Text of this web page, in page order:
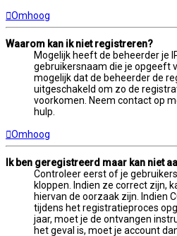
Omhoog
Waarom kan ik niet registreren?
Mogelijk heeft de beheerder je
gebruikersnaam die je opgeeft
mogelijk dat de beheerder de
uitgeschakeld om zo de
voorkomen. Neem contact op
hulp.
Omhoog
Ik ben geregistreerd maar kan niet
Controleer eerst of je
kloppen. Indien ze correct zijn,
hiervan de oorzaak zijn. Indien
tijdens het registratieproces
jaar, moet je de ontvangen
het geval is, moet je account